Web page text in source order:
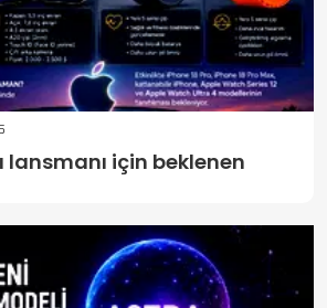
lansmanı için beklenen